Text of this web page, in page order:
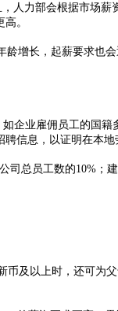
力部会根据市场
。​
长，起薪要求也
业雇佣员工的国
聘信息，以证明在本
总员工数的10%；
及以上时，还可为